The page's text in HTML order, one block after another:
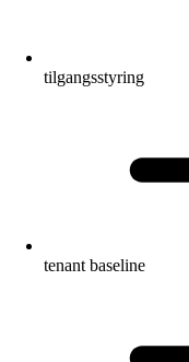
tilgangsstyring
tenant baseline